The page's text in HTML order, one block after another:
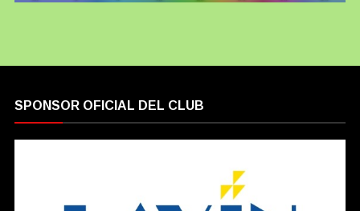
SPONSOR OFICIAL DEL CLUB